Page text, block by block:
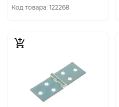
Код товара: 122268